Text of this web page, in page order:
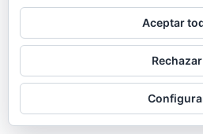
CANAL YOUTUBE
Suscribirse Canal YouTube Gente
CANAL DE
Aceptar
Rechazar